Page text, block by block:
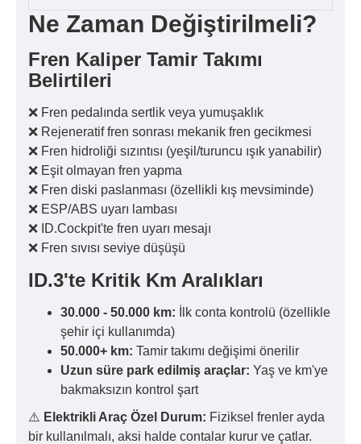
Ne Zaman Değiştirilmeli?
Fren Kaliper Tamir Takımı
Belirtileri
❌ Fren pedalında sertlik veya yumuşaklık
❌ Rejeneratif fren sonrası mekanik fren gecikmesi
❌ Fren hidroliği sızıntısı (yeşil/turuncu ışık yanabilir)
❌ Eşit olmayan fren yapma
❌ Fren diski paslanması (özellikli kış mevsiminde)
❌ ESP/ABS uyarı lambası
❌ ID.Cockpit'te fren uyarı mesajı
❌ Fren sıvısı seviye düşüşü
ID.3'te Kritik Km Aralıkları
30.000 - 50.000 km: İlk conta kontrolü (özellikle
şehir içi kullanımda)
50.000+ km: Tamir takımı değişimi önerilir
Uzun süre park edilmiş araçlar: Yaş ve km'ye
bakmaksızın kontrol şart
⚠️ Elektrikli Araç Özel Durum: Fiziksel frenler ayda
bir kullanılmalı, aksi halde contalar kurur ve çatlar.